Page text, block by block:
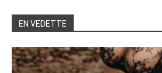
EN VEDETTE